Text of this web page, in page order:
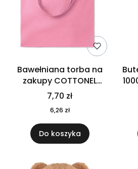
Bawełniana torba na
zakupy COTTONEL
COLOUR++ MO9846-11
7,70 zł
6,26 zł
Do koszyka